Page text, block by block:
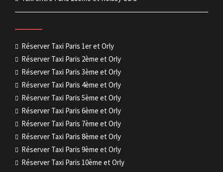
Réserver Taxi Paris 1er et Orly
Réserver Taxi Paris 2ème et Orly
Réserver Taxi Paris 3ème et Orly
Réserver Taxi Paris 4ème et Orly
Réserver Taxi Paris 5ème et Orly
Réserver Taxi Paris 6ème et Orly
Réserver Taxi Paris 7ème et Orly
Réserver Taxi Paris 8ème et Orly
Réserver Taxi Paris 9ème et Orly
Réserver Taxi Paris 10ème et Orly